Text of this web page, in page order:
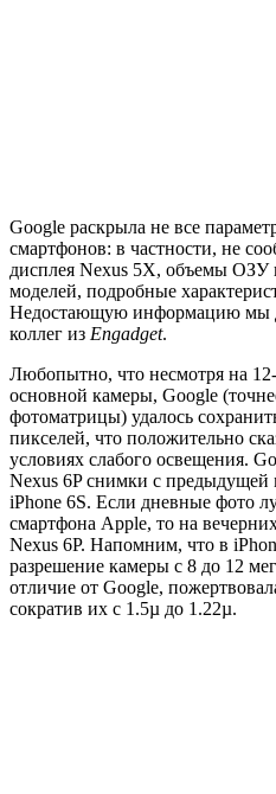
Google раскрыла не все
смартфонов: в частности, не
дисплея Nexus 5X, объемы ОЗУ
моделей, подробные
Недостающую информацию мы
коллег из Engadget.
Любопытно, что несмотря на
основной камеры, Google
фотоматрицы) удалось
пикселей, что положительно
условиях слабого освещения.
Nexus 6P снимки с предыдущей
iPhone 6S. Если дневные фото
смартфона Apple, то на
Nexus 6P. Напомним, что в
разрешение камеры с 8 до 12
отличие от Google,
сократив их с 1.5µ до 1.22µ.